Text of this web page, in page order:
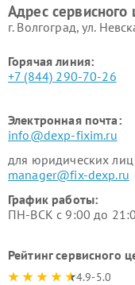
Адрес сервисного
г. Волгоград, ул.
Горячая линия:
+7 (844) 290-70-26
Электронная почта:
info@dexp-fixim.ru
для юридических лиц
manager@fix-dexp.ru
График работы:
ПН-ВСК с 9:00 до
Рейтинг сервисного
4.9-5.0